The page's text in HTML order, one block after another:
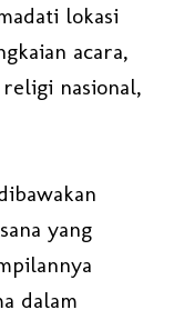
lokasi
acara,
nasional,
yang
dalam